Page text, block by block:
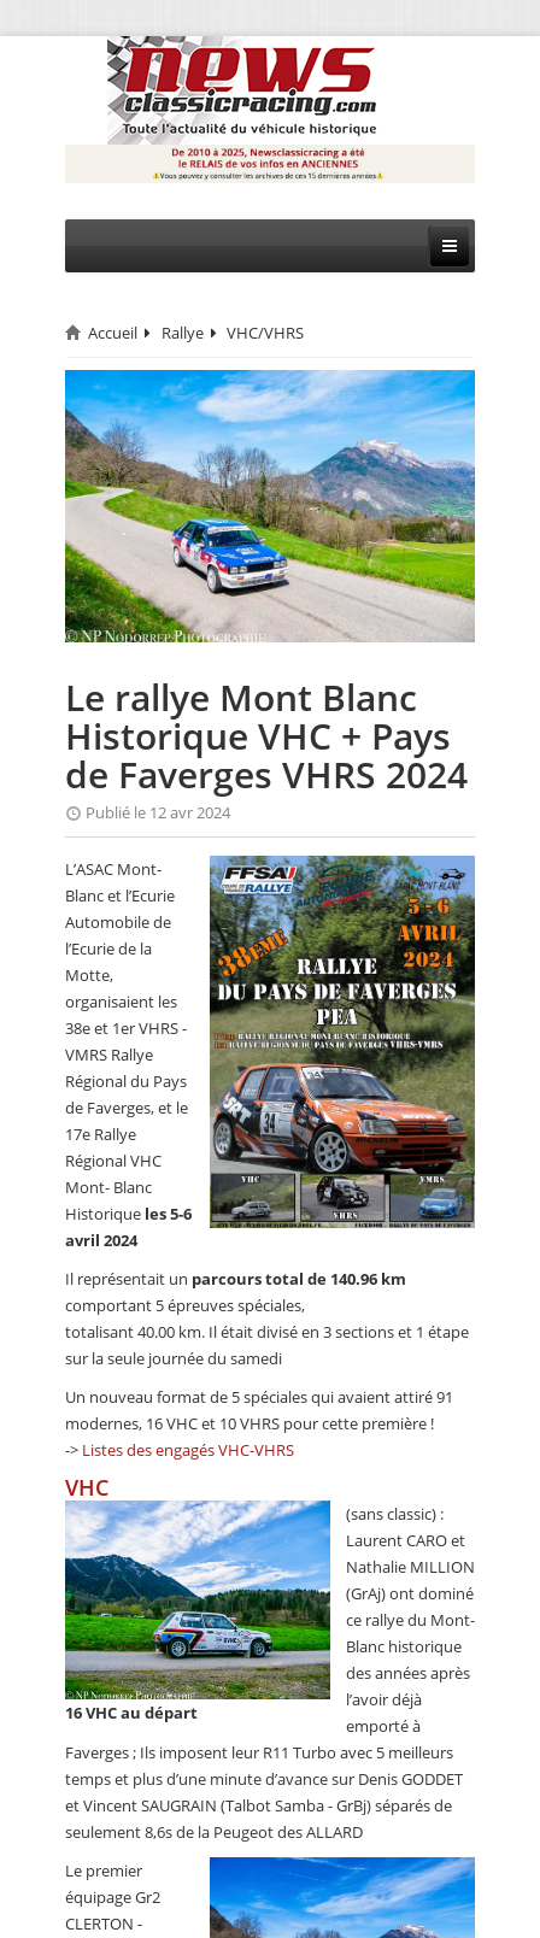
CIRCUIT
RALLYE
MONTAGNE
EVÈNEMENTS
CALENDRIER
FOCUS
ANNUAIRES
PETITES ANNONCES
Accueil Rallye VHC/VHRS
Le rallye Mont Blanc
Historique VHC + Pays
de Faverges VHRS 2024
Publié le 12 avr 2024
L’ASAC Mont-
Blanc et l’Ecurie
Automobile de
l’Ecurie de la
Motte,
organisaient les
38e et 1er VHRS -
VMRS Rallye
Régional du Pays
de Faverges, et le
17e Rallye
Régional VHC
Mont- Blanc
Historique les 5-6
avril 2024
Il représentait un parcours total de 140.96 km
comportant 5 épreuves spéciales,
totalisant 40.00 km. Il était divisé en 3 sections et 1 étape
sur la seule journée du samedi
Un nouveau format de 5 spéciales qui avaient attiré 91
modernes, 16 VHC et 10 VHRS pour cette première !
-> Listes des engagés VHC-VHRS
VHC
16 VHC au départ
(sans classic) :
Laurent CARO et
Nathalie MILLION
(GrAj) ont dominé
ce rallye du Mont-
Blanc historique
des années après
l’avoir déjà
emporté à
Faverges ; Ils imposent leur R11 Turbo avec 5 meilleurs
temps et plus d’une minute d’avance sur Denis GODDET
et Vincent SAUGRAIN (Talbot Samba - GrBj) séparés de
seulement 8,6s de la Peugeot des ALLARD
Le premier
équipage Gr2
CLERTON -